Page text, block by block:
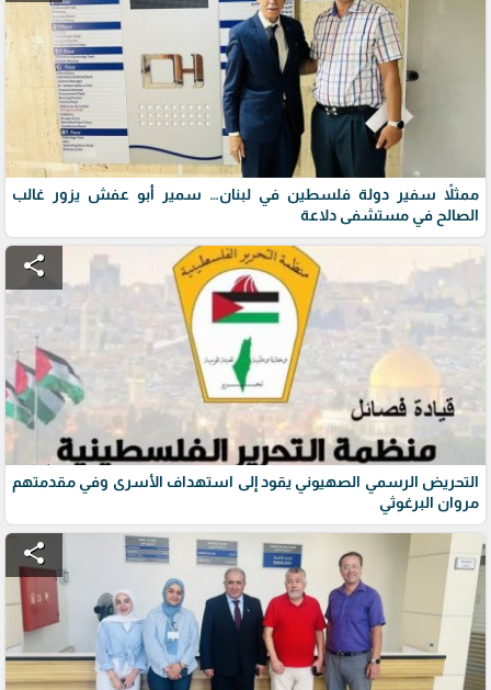
ممثلاً سفير دولة فلسطين في لبنان… سمير أبو عفش يزور غالب
الصالح في مستشفى دلاعة
share
التحريض الرسمي الصهيوني يقود إلى استهداف الأسرى وفي مقدمتهم
مروان البرغوثي
share